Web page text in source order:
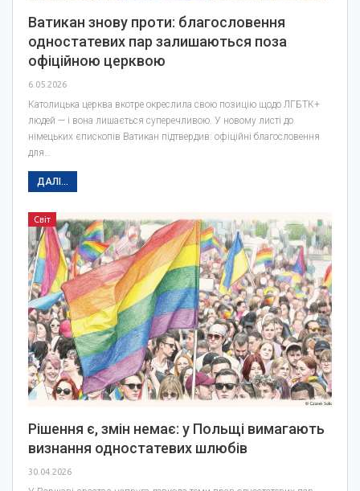
Ватикан знову проти: благословення
одностатевих пар залишаються поза
офіційною церквою
6.05.2026
Католицька церква вкотре окреслила свою позицію щодо ЛГБТК+
людей — і вона лишається суперечливою. У новому листі до
німецьких єпископів Ватикан підтвердив: офіційні благословення
для…
ДАЛІ...
Світ
Рішення є, змін немає: у Польщі вимагають
визнання одностатевих шлюбів
30.04.2026